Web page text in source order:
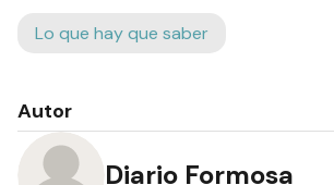
Lo que hay que saber
Autor
Diario Formosa